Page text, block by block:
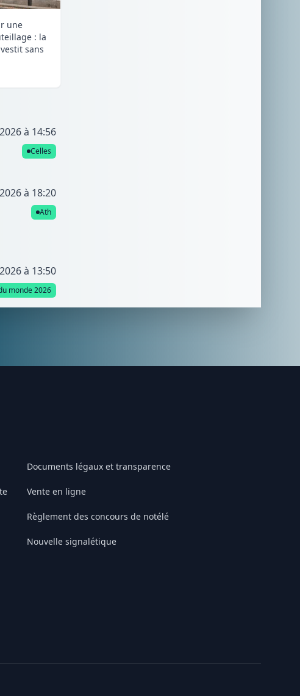
une
: la
sans
à 14:56
Celles
à 18:20
Ath
à 13:50
monde 2026
Documents légaux et transparence
Vente en ligne
Règlement des concours de notélé
Nouvelle signalétique